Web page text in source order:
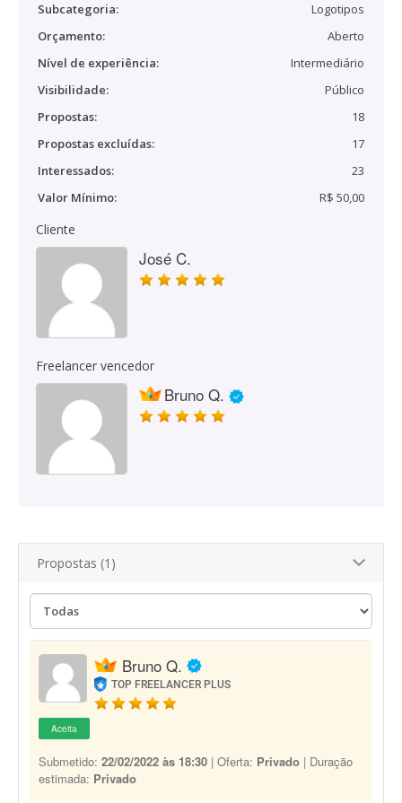
Subcategoria:
Logotipos
Orçamento:
Aberto
Nível de experiência:
Intermediário
Visibilidade:
Público
Propostas:
18
Propostas excluídas:
17
Interessados:
23
Valor Mínimo:
R$ 50,00
Cliente
José C.
Freelancer vencedor
Bruno Q.
Propostas (1)
Bruno Q.
TOP FREELANCER PLUS
Aceita
Submetido: 22/02/2022 às 18:30 | Oferta: Privado | Duração
estimada: Privado